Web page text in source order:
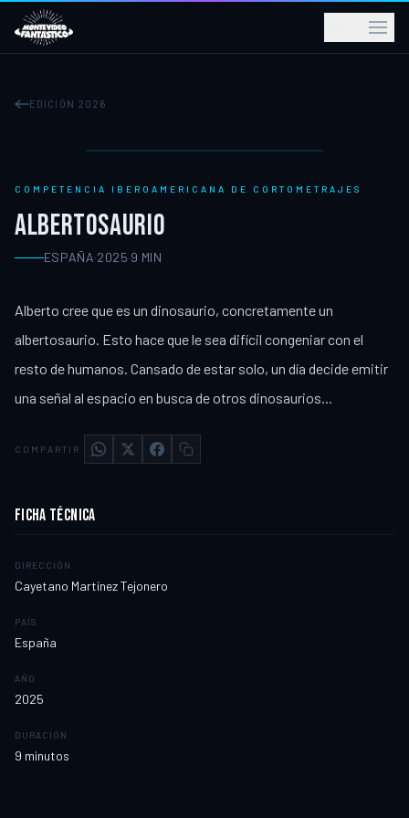
EDICIÓN 2026
COMPETENCIA IBEROAMERICANA DE CORTOMETRAJES
ALBERTOSAURIO
ESPAÑA·2025·9 MIN
Alberto cree que es un dinosaurio, concretamente un
albertosaurio. Esto hace que le sea difícil congeniar con el
resto de humanos. Cansado de estar solo, un día decide emitir
una señal al espacio en busca de otros dinosaurios...
COMPARTIR
FICHA TÉCNICA
DIRECCIÓN
Cayetano Martínez Tejonero
PAÍS
España
AÑO
2025
DURACIÓN
9 minutos